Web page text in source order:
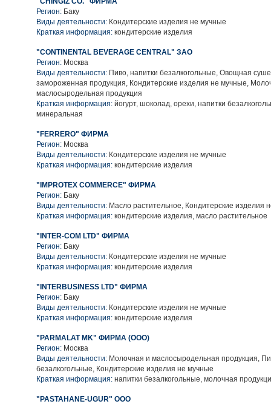
Регион: Баку
Виды деятельности: Кондитерские изделия не мучные
Краткая информация: кондитерские изделия
"CONTINENTAL BEVERAGE CENTRAL" ЗАО
Регион: Москва
Виды деятельности: Пиво, напитки безалкогольные, Овощная
замороженная продукция, Кондитерские изделия не мучные,
маслосыродельная продукция
Краткая информация: йогурт, шоколад, орехи, напитки
минеральная
"FERRERO" ФИРМА
Регион: Москва
Виды деятельности: Кондитерские изделия не мучные
Краткая информация: кондитерские изделия
"IMPROTEX COMMERCE" ФИРМА
Регион: Баку
Виды деятельности: Масло растительное, Кондитерские изделия
Краткая информация: кондитерские изделия, масло растительное
"INTER-COM LTD" ФИРМА
Регион: Баку
Виды деятельности: Кондитерские изделия не мучные
Краткая информация: кондитерские изделия
"INTERBUSINESS LTD" ФИРМА
Регион: Баку
Виды деятельности: Кондитерские изделия не мучные
Краткая информация: кондитерские изделия
"PARMALAT MK" ФИРМА (ООО)
Регион: Москва
Виды деятельности: Молочная и маслосыродельная продукция,
безалкогольные, Кондитерские изделия не мучные
Краткая информация: напитки безалкогольные, молочная
"PASTAHANE-UGUR" ООО